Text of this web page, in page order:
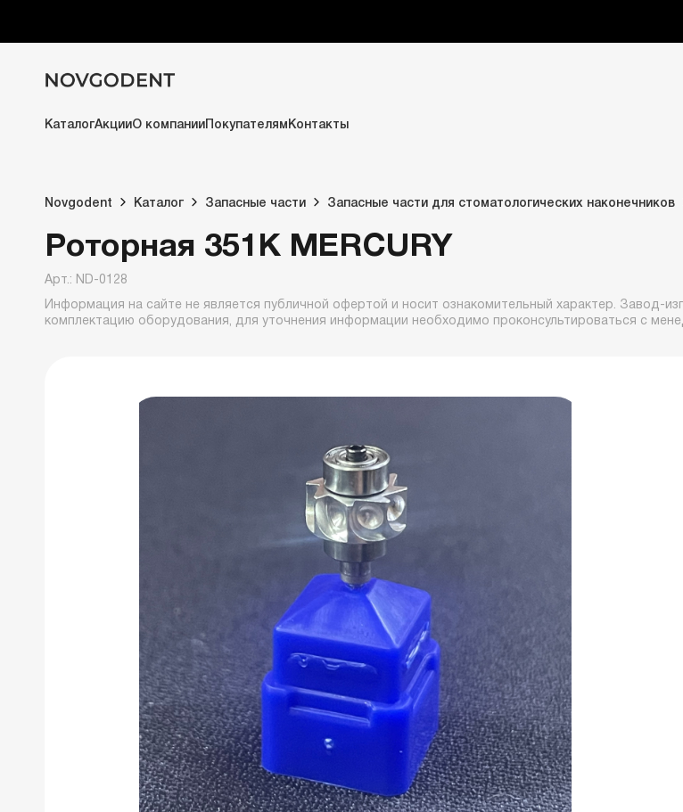
КаталогАкцииО компании Покупателям Контакты
Novgodent Каталог Запасные части Запасные части для стоматологических наконечников
Роторная 351К MERCURY
Арт.: ND-0128
Информация на сайте не является публичной офертой и носит ознакомительный характер. Завод-
комплектацию оборудования, для уточнения информации необходимо проконсультироваться с